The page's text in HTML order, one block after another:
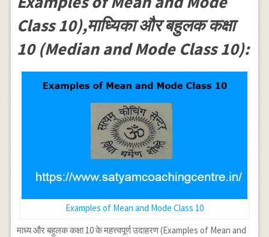
Class 10),माध्यिका और बहुलक कक्षा
10 (Median and Mode Class 10):
Examples of Mean and Mode Class 10
माध्य और बहुलक कक्षा 10 के महत्त्वपूर्ण उदाहरण (Examples of Mean and